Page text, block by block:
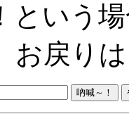
という
お戻りは